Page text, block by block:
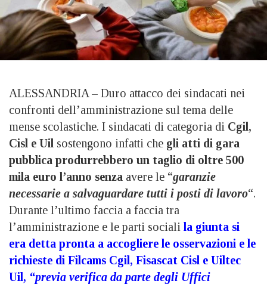
ALESSANDRIA – Duro attacco dei sindacati nei
confronti dell’amministrazione sul tema delle
mense scolastiche. I sindacati di categoria di Cgil,
Cisl e Uil sostengono infatti che gli atti di gara
pubblica produrrebbero un taglio di oltre 500
mila euro l’anno senza avere le “garanzie
necessarie a salvaguardare tutti i posti di lavoro“.
Durante l’ultimo faccia a faccia tra
l’amministrazione e le parti sociali la giunta si
era detta pronta a accogliere le osservazioni e le
richieste di Filcams Cgil, Fisascat Cisl e Uiltec
Uil, “previa verifica da parte degli Uffici